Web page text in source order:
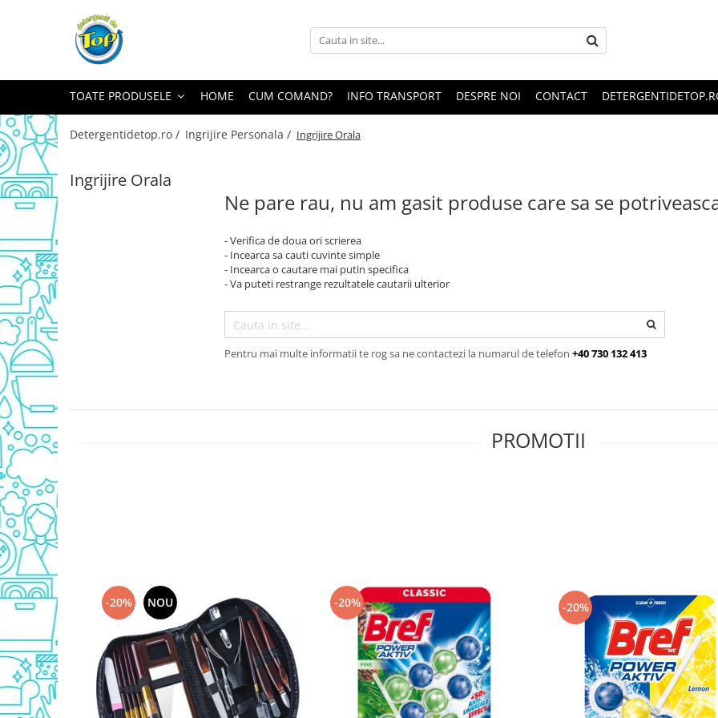
Toate Produsele
Detergenti Pudra
Detergent Lichid
Balsam De Rufe
Detergenti Curatenie Casa
Sano Detergent Pardoseli
Asevi Pardoseli
Produse Pentru Baie
Produse Pentru Bucatarie
Detergenti Curatenie Casa
Detergent Pardoseli
Detergent Geamuri
Detergent Mobila
Detergenti De Haine
Detergent Capsule
Detergent Pentru Pete
Detergent Ariel
Balsam De Rufe
Semana Balsam Rufe
Sano Maxima Balsam
Pachete Produse Curatenie
Produse Pentru Baie
Duck WC
Odorizant WC Bref
Odorizant Vas WC
Odorizant Bazin WC
Cantar
Produse Pentru Bucatarie
TOATE PRODUSELE HOME CUM COMAND? INFO TRANSPORT DESPRE NOI CONTACT
Detergentidetop.ro / Ingrijire Personala / Ingrijire Orala
Ingrijire Orala
Ne pare rau, nu am gasit produse care sa se
- Verifica de doua ori scrierea
- Incearca sa cauti cuvinte simple
- Incearca o cautare mai putin specifica
- Va puteti restrange rezultatele cautarii ulterior
Pentru mai multe informatii te rog sa ne contactezi la numarul de telefon +40 730 132 413
PROMOTII
-20% NOU -20% -20%